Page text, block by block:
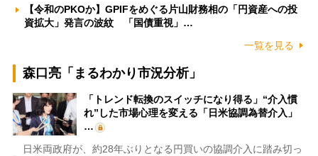
【令和のPKOか】GPIFをめぐる片山財務相の「円資産への投
資拡大」発言の波紋 「国債重視」…
一覧を見る
森口亮「まるわかり市況分析」
「トレンド転換のスイッチになり得る」“介入慣
れ”した市場心理を変える「日米協調為替介入」
…
日米両政府が、約28年ぶりとなる円買いの協調介入に踏み切っ